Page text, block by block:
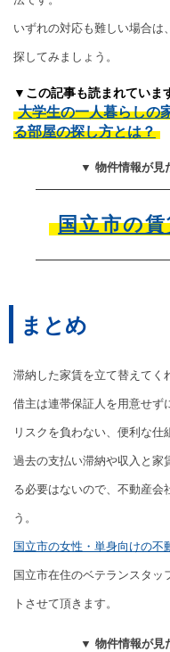
いずれの対応も難しい場合は
探してみましょう。
▼この記事も読まれていま
大学生の一人暮らしの
る部屋の探し方とは？
▼ 物件情報が見
国立市の
まとめ
滞納した家賃を立て替えてく
借主は連帯保証人を用意せず
リスクを負わない、便利な仕
過去の支払い滞納や収入と家
る必要はないので、不動産会
う。
国立市の女性・単身向けの不
国立市在住のベテランスタッ
トさせて頂きます。
▼ 物件情報が見